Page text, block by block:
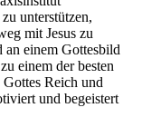
unterstützen,
mit Jesus zu
an einem Gottesbild
einem der besten
Reich und
und begeistert